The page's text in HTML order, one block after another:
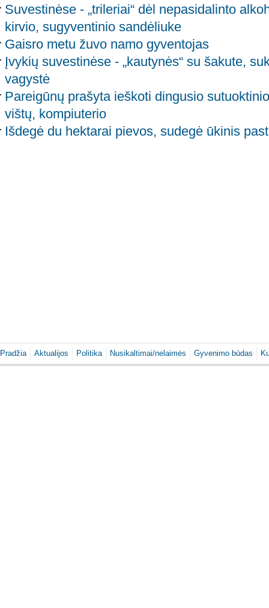
Suvestinėse - „trileriai“ dėl nepasidalinto
kirvio, sugyventinio sandėliuke
Gaisro metu žuvo namo gyventojas
Įvykių suvestinėse - „kautynės“ su šakute,
vagystė
Pareigūnų prašyta ieškoti dingusio
vištų, kompiuterio
Išdegė du hektarai pievos, sudegė ūkinis
Pradžia Aktualijos Politika Nusikaltimai/nelaimės Gyvenimo būdas